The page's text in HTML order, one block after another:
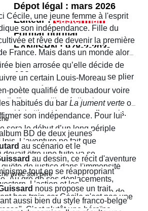
Dépot légal : mars 2026
Editeur :
Format normal
EAN/ISBN : 978-2-203-
:120
Cécile, une jeune femme à l'esprit
son indépendance. Fille du
et rêve de devenir la première
France. Mais dans un monde alors
confrontée à une institution
masculine. Refusant de se plier
de l'époque, elle ne cesse de
d’affirmer sa liberté d’action en
qui lui attirent beaucoup d’ennuis.
bien arrosée qu’elle décide de
un certain Louis-Moreau
poète qualifié de troubadour voire
habitués du bar La jument verte où
son indépendance. Pour lui
sera le début d’un long périple
L’aventure ne fait que
devait être une fuite va se
de justice dans l'immensité
Au gré de ses déplacements,
attente par troquer la robe de
de shérif…
BD de deux jeunes
au scénario et le
au dessin, ce récit d'aventure
tout en se réappropriant
L’action et les
bon train car Cécile n'est pas une
C'est plutôt une héroïne
nous propose un trait
aussi bien du style franco-belge